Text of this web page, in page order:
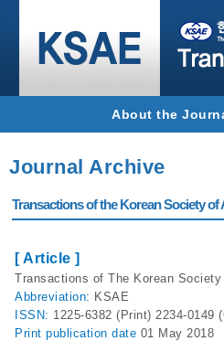
About the
Journal Archive
Transactions of the Korean Society of
[ Article ]
Transactions of The Korean
Abbreviation: KSAE
ISSN: 1225-6382 (Print) 2234-0149
Print publication date 01 May 2018